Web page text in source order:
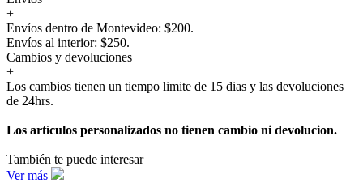
+
Envíos dentro de Montevideo: $200.
Envíos al interior: $250.
Cambios y devoluciones
+
Los cambios tienen un tiempo limite de 15 dias y las devoluciones
de 24hrs.
Los artículos personalizados no tienen cambio ni devolucion.
También te puede interesar
Ver más